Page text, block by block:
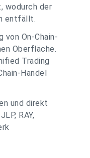
wodurch der
entfällt.
von On-Chain-
Oberfläche.
Trading
Handel
und direkt
RAY,